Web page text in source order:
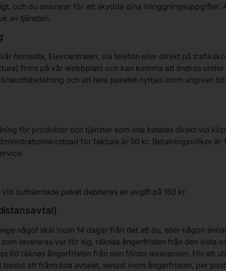
och du ansvarar för att skydda dina inloggningsuppgifter.
av tjänsten.
hemsida, Elevcentralen, via telefon eller direkt på
finns på vår webbplats och kan komma att ändras
och att hela paketet nyttjas inom angiven
för produkter och tjänster som inte betalas direkt vid
för faktura är 50 kr. Betalningsvillkor är
outhämtade paket debiteras en avgift på 150 kr.
något skäl inom 14 dagar från det att du, eller någon
levereras var för sig, räknas ångerfristen från den sista
tid räknas ångerfristen från den första leveransen. För att
att frånträda avtalet, senast inom ångerfristen, per